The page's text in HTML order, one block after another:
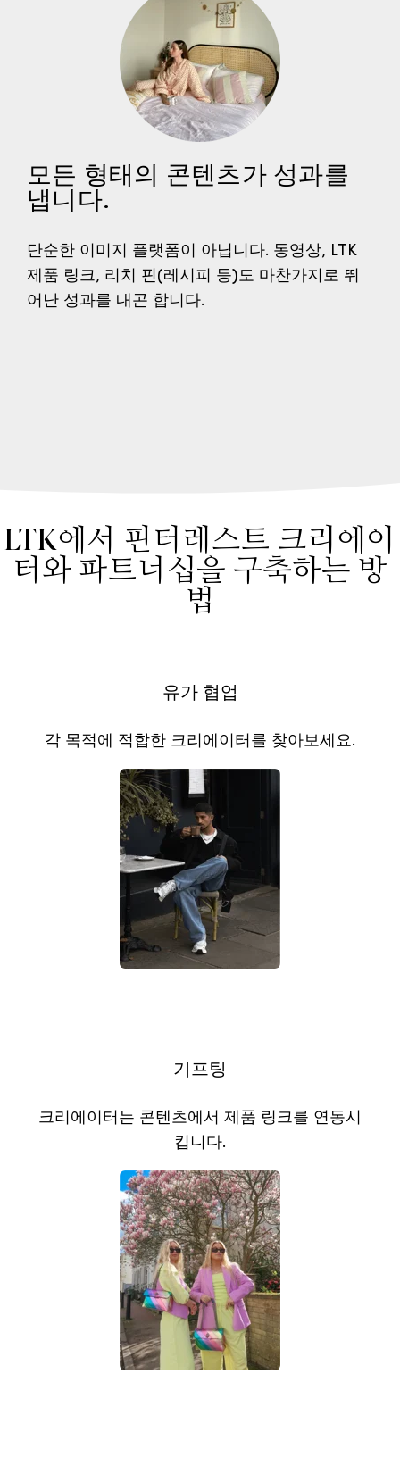
모든 형태의 콘텐츠가 성과를
냅니다.
단순한 이미지 플랫폼이 아닙니다. 동영상, LTK
제품 링크, 리치 핀(레시피 등)도 마찬가지로 뛰
어난 성과를 내곤 합니다.
LTK에서 핀터레스트 크리에이
터와 파트너십을 구축하는 방
법
유가 협업
각 목적에 적합한 크리에이터를 찾아보세요.
기프팅
크리에이터는 콘텐츠에서 제품 링크를 연동시
킵니다.